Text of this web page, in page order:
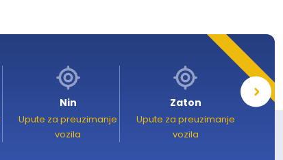
Nin
Upute za preuzimanje
vozila
Zaton
Upute za preuzimanje
vozila